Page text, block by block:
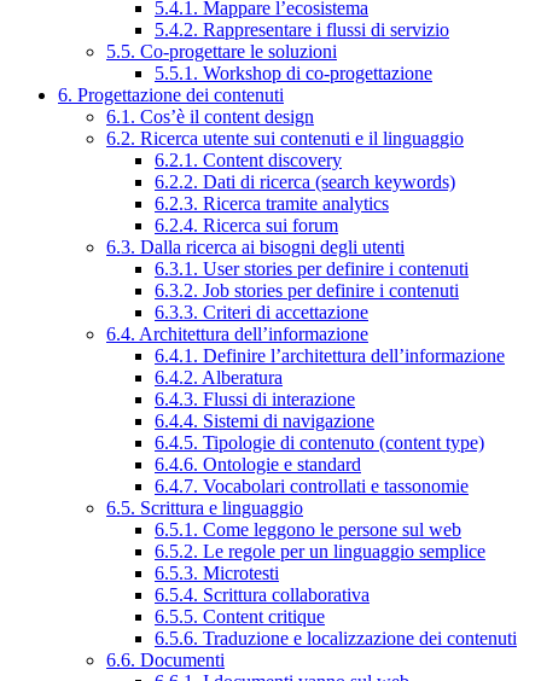
5.4.1. Mappare l’ecosistema
5.4.2. Rappresentare i flussi di servizio
5.5. Co-progettare le soluzioni
5.5.1. Workshop di co-progettazione
6. Progettazione dei contenuti
6.1. Cos’è il content design
6.2. Ricerca utente sui contenuti e il linguaggio
6.2.1. Content discovery
6.2.2. Dati di ricerca (search keywords)
6.2.3. Ricerca tramite analytics
6.2.4. Ricerca sui forum
6.3. Dalla ricerca ai bisogni degli utenti
6.3.1. User stories per definire i contenuti
6.3.2. Job stories per definire i contenuti
6.3.3. Criteri di accettazione
6.4. Architettura dell’informazione
6.4.1. Definire l’architettura dell’informazione
6.4.2. Alberatura
6.4.3. Flussi di interazione
6.4.4. Sistemi di navigazione
6.4.5. Tipologie di contenuto (content type)
6.4.6. Ontologie e standard
6.4.7. Vocabolari controllati e tassonomie
6.5. Scrittura e linguaggio
6.5.1. Come leggono le persone sul web
6.5.2. Le regole per un linguaggio semplice
6.5.3. Microtesti
6.5.4. Scrittura collaborativa
6.5.5. Content critique
6.5.6. Traduzione e localizzazione dei contenuti
6.6. Documenti